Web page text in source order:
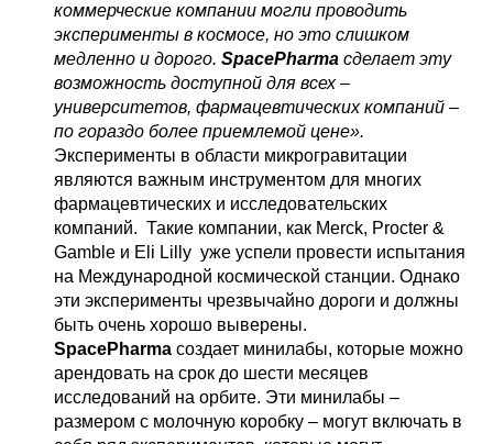
коммерческие компании могли проводить
эксперименты в космосе, но это слишком
медленно и дорого. SpacePharma сделает эту
возможность доступной для всех –
университетов, фармацевтических компаний –
по гораздо более приемлемой цене».
Эксперименты в области микрогравитации
являются важным инструментом для многих
фармацевтических и исследовательских
компаний. Такие компании, как Merck, Procter &
Gamble и Eli Lilly уже успели провести испытания
на Международной космической станции. Однако
эти эксперименты чрезвычайно дороги и должны
быть очень хорошо выверены.
SpacePharma создает минилабы, которые можно
арендовать на срок до шести месяцев
исследований на орбите. Эти минилабы –
размером с молочную коробку – могут включать в